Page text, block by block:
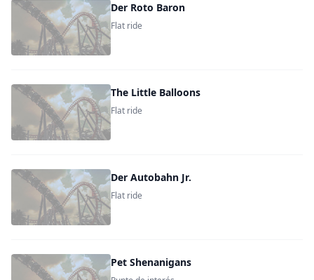
Der Roto Baron
Flat ride
The Little Balloons
Flat ride
Der Autobahn Jr.
Flat ride
Pet Shenanigans